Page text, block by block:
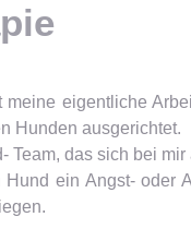
meine eigentliche
Hunden ausgerichtet.
Team, das sich bei
ein Angst- oder